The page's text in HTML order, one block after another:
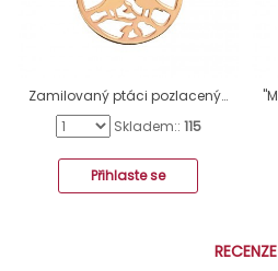
Zamilovaný ptáci pozlacený růžovým zlatem - Šperkovní Stříbro 925 Náhrdelníky Bez Kamenů A4S40941
Skladem:: 115
Přihlaste se
RECENZE